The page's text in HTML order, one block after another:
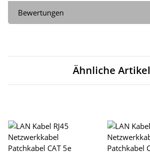
Bewertungen
Ähnliche Artikel